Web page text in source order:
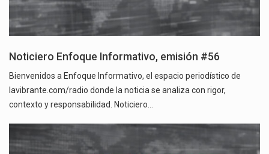
Noticiero Enfoque Informativo, emisión #56
Bienvenidos a Enfoque Informativo, el espacio periodístico de
lavibrante.com/radio donde la noticia se analiza con rigor,
contexto y responsabilidad. Noticiero…